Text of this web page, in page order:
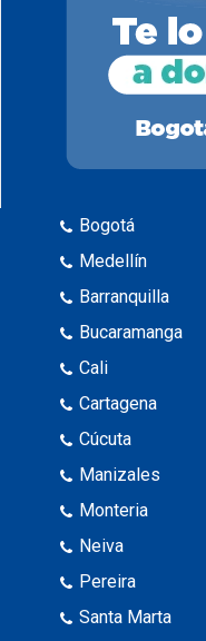
Bogotá
Medellín
Barranquilla
Bucaramanga
Cali
Cartagena
Cúcuta
Manizales
Monteria
Neiva
Pereira
Santa Marta